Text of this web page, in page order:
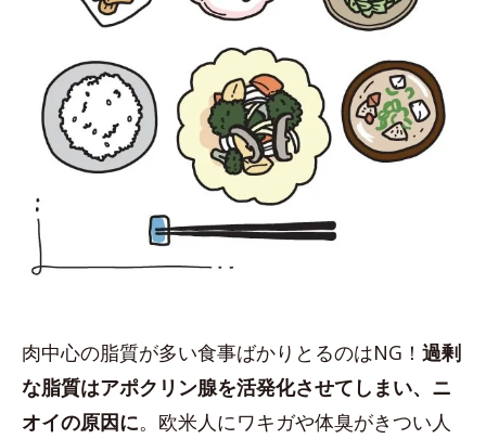
肉中心の脂質が多い食事ばかりとるのはNG！ 過剰
な脂質はアポクリン腺を活発化させてしまい、ニ
オイの原因に。欧米人にワキガや体臭がきつい人